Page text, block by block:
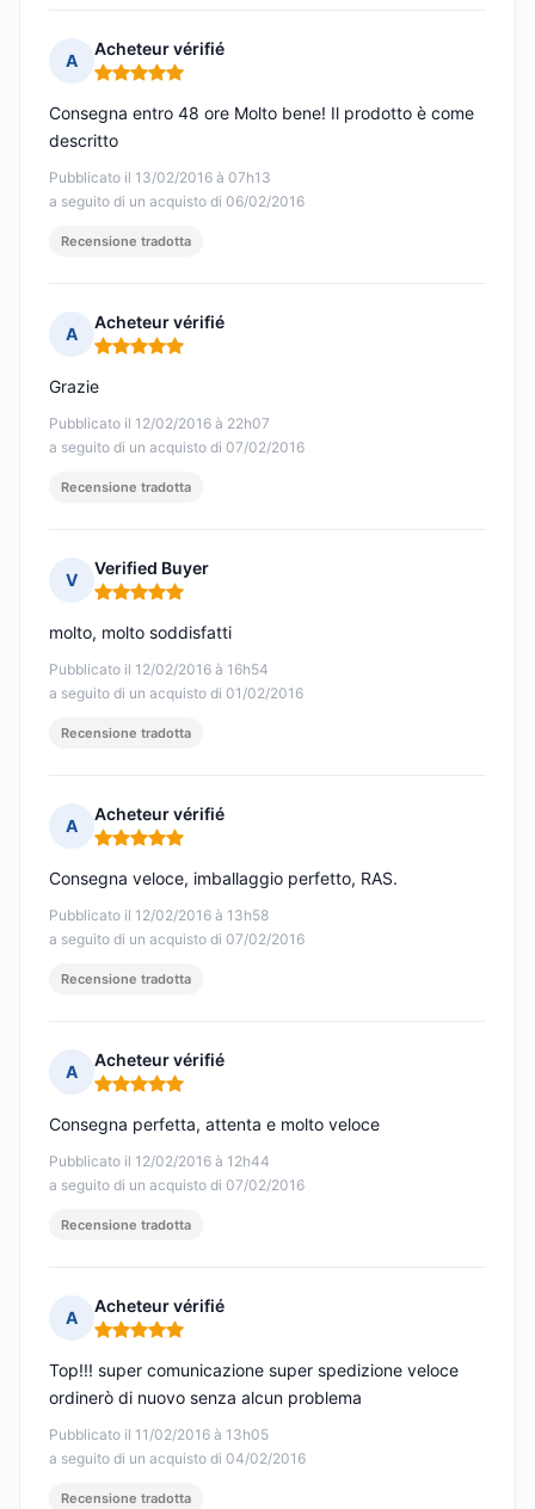
A
Acheteur vérifié
Nota: 5 su 5
Pubblicato il 13/02/2016 à 07h13
a seguito di un acquisto di 06/02/2016
Consegna entro 48 ore Molto bene! Il prodotto è come
descritto
Recensione tradotta
A
Acheteur vérifié
Nota: 5 su 5
Pubblicato il 12/02/2016 à 22h07
a seguito di un acquisto di 07/02/2016
Grazie
Recensione tradotta
V
Verified Buyer
Nota: 5 su 5
Pubblicato il 12/02/2016 à 16h54
a seguito di un acquisto di 01/02/2016
molto, molto soddisfatti
Recensione tradotta
A
Acheteur vérifié
Nota: 5 su 5
Pubblicato il 12/02/2016 à 13h58
a seguito di un acquisto di 07/02/2016
Consegna veloce, imballaggio perfetto, RAS.
Recensione tradotta
A
Acheteur vérifié
Nota: 5 su 5
Pubblicato il 12/02/2016 à 12h44
a seguito di un acquisto di 07/02/2016
Consegna perfetta, attenta e molto veloce
Recensione tradotta
A
Acheteur vérifié
Nota: 5 su 5
Pubblicato il 11/02/2016 à 13h05
a seguito di un acquisto di 04/02/2016
Top!!! super comunicazione super spedizione veloce
ordinerò di nuovo senza alcun problema
Recensione tradotta